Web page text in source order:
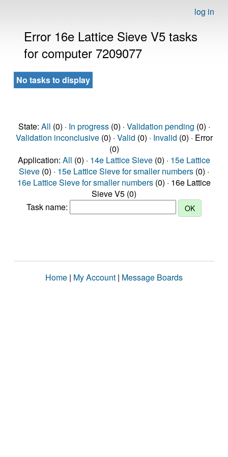
log in
Error 16e Lattice Sieve V5 tasks
for computer 7209077
No tasks to display
State: All (0) · In progress(0) · Validation pending (0) ·
Validation inconclusive(0) · Valid (0) · Invalid (0) · Error
(0)
Application: All (0) · 14e Lattice Sieve (0) · 15e Lattice
Sieve (0) · 15e Lattice Sieve for smaller numbers (0) ·
16e Lattice Sieve for smaller numbers (0) · 16e Lattice
Sieve V5 (0)
Task name:
Home | My Account | Message Boards